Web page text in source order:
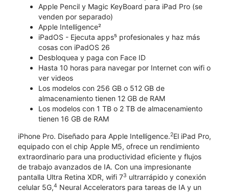
Apple Pencil y Magic KeyBoard para iPad Pro (se
venden por separado)
Apple Intelligence²
iPadOS - Ejecuta apps⁵ profesionales y haz más
cosas con iPadOS 26
Desbloquea y paga con Face ID
Hasta 10 horas para navegar por Internet con wifi o
ver videos
Los modelos con 256 GB o 512 GB de
almacenamiento tienen 12 GB de RAM
Los modelos con 1 TB o 2 TB de almacenamiento
tienen 16 GB de RAM
iPhone Pro. Diseñado para Apple Intelligence.2El iPad Pro,
equipado con el chip Apple M5, ofrece un rendimiento
extraordinario para una productividad eficiente y flujos
de trabajo avanzados de IA. Con una impresionante
pantalla Ultra Retina XDR, wifi 73 ultrarrápido y conexión
celular 5G,4 Neural Accelerators para tareas de IA y un